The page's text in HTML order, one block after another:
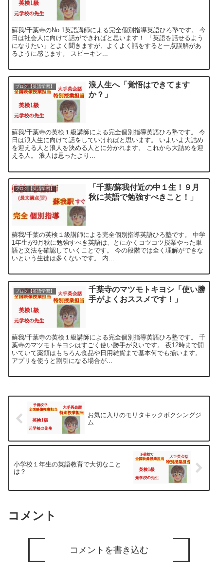
蘇我/千葉寺のNo.1英語講師による完全個別指導英語ひろ塾です。 今
日は社会人に向けて話ができればと思います！ 「英語を話せるよう
になりたい」とよく聞きますが、よくよく話をすると一点誤解があ
るように感じます。 スピーキン...
ブログ【英語学習】
浪人生へ「覚悟はできてます
か？」
蘇我/千葉寺の英検１級講師による完全個別指導英語ひろ塾です。 今
日は浪人生に向けて話をしていければと思います。 いよいよ大詰め
を迎える人と浪人を決める人とに分かれます。 これから大詰めを迎
える人。 浪人は思ったより...
ブログ【英語学習】
「千葉/蘇我付近の中１生！９月
秋に英語で勉強すべきこと！」
蘇我/千葉の英検１級講師による完全個別指導英語ひろ塾です。 中学
1年生が9月秋に勉強すべき英語は、とにかくコツコツ授業やった単
語と文法を確認していくことです。 今の段階では全く理解ができな
いという生徒は多くないです。 内...
ブログ【英語学習】
千葉寺のマツモトキヨシ「使い勝
手がよくおススメです！」
蘇我/千葉寺の英検１級講師による完全個別指導英語ひろ塾です。 千
葉寺のマツモトキヨシはすごく使い勝手が良いです。 夜12時まで開
いていて薬類はもちろん食品や日用雑貨まで基本何でも揃います。
アプリを使うと割引になる場合が...
お気に入りのモリタキックボクシングジ
ム
小学校１年生の英語教育で大切なこと
は？
コメント
コメントを書き込む